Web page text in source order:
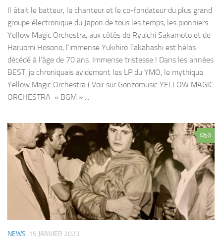
Il était le batteur, le chanteur et le co-fondateur du plus grand
groupe électronique du Japon de tous les temps, les pionniers
Yellow Magic Orchestra, aux côtés de Ryuichi Sakamoto et de
Haruomi Hosono, l’immense Yukihiro Takahashi est hélas
décédé à l’âge de 70 ans. Immense tristesse ! Dans les années
BEST, je chroniquais avidement les LP du YMO, le mythique
Yellow Magic Orchestra ( Voir sur Gonzomusic YELLOW MAGIC
ORCHESTRA « BGM » ...
0
NEWS 15 JANVIER 2023